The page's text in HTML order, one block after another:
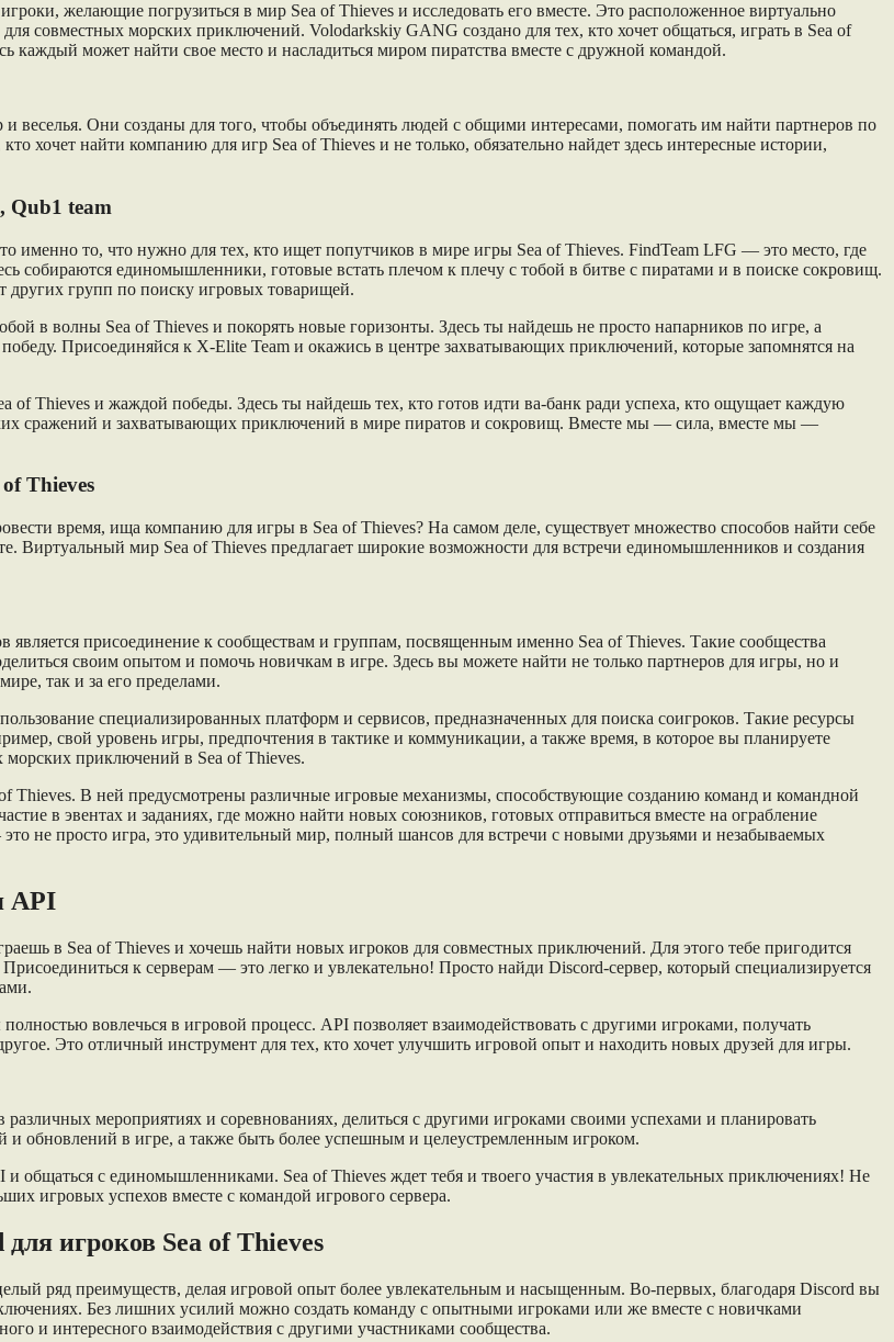
желающие погрузиться в мир Sea of Thieves и исследовать его вместе. Это расположенное виртуально
совместных морских приключений. Volodarkskiy GANG создано для тех, кто хочет общаться, играть в Sea of
каждый может найти свое место и насладиться миром пиратства вместе с дружной командой.
веселья. Они созданы для того, чтобы объединять людей с общими интересами, помогать им найти партнеров по
хочет найти компанию для игр Sea of Thieves и не только, обязательно найдет здесь интересные истории,
Qub1 team
то, что нужно для тех, кто ищет попутчиков в мире игры Sea of Thieves. FindTeam LFG — это место, где
собираются единомышленники, готовые встать плечом к плечу с тобой в битве с пиратами и в поиске сокровищ.
других групп по поиску игровых товарищей.
в волны Sea of Thieves и покорять новые горизонты. Здесь ты найдешь не просто напарников по игре, а
Присоединяйся к X-Elite Team и окажись в центре захватывающих приключений, которые запомнятся на
Thieves и жаждой победы. Здесь ты найдешь тех, кто готов идти ва-банк ради успеха, кто ощущает каждую
сражений и захватывающих приключений в мире пиратов и сокровищ. Вместе мы — сила, вместе мы —
Thieves
время, ища компанию для игры в Sea of Thieves? На самом деле, существует множество способов найти себе
Виртуальный мир Sea of Thieves предлагает широкие возможности для встречи единомышленников и создания
присоединение к сообществам и группам, посвященным именно Sea of Thieves. Такие сообщества
своим опытом и помочь новичкам в игре. Здесь вы можете найти не только партнеров для игры, но и
так и за его пределами.
специализированных платформ и сервисов, предназначенных для поиска соигроков. Такие ресурсы
свой уровень игры, предпочтения в тактике и коммуникации, а также время, в которое вы планируете
приключений в Sea of Thieves.
Thieves. В ней предусмотрены различные игровые механизмы, способствующие созданию команд и командной
в эвентах и заданиях, где можно найти новых союзников, готовых отправиться вместе на ограбление
не просто игра, это удивительный мир, полный шансов для встречи с новыми друзьями и незабываемых
API
в Sea of Thieves и хочешь найти новых игроков для совместных приключений. Для этого тебе пригодится
к серверам — это легко и увлекательно! Просто найди Discord-сервер, который специализируется
вовлечься в игровой процесс. API позволяет взаимодействовать с другими игроками, получать
Это отличный инструмент для тех, кто хочет улучшить игровой опыт и находить новых друзей для игры.
мероприятиях и соревнованиях, делиться с другими игроками своими успехами и планировать
и обновлений в игре, а также быть более успешным и целеустремленным игроком.
и общаться с единомышленниками. Sea of Thieves ждет тебя и твоего участия в увлекательных приключениях! Не
игровых успехов вместе с командой игрового сервера.
игроков Sea of Thieves
ряд преимуществ, делая игровой опыт более увлекательным и насыщенным. Во-первых, благодаря Discord вы
Без лишних усилий можно создать команду с опытными игроками или же вместе с новичками
и интересного взаимодействия с другими участниками сообщества.